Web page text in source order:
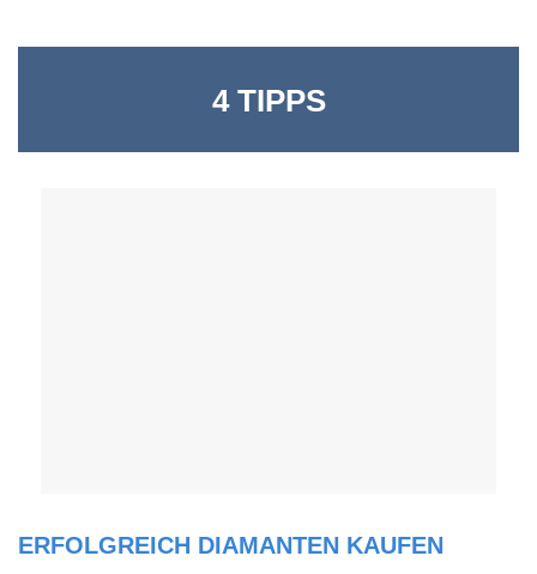
4 TIPPS
ERFOLGREICH DIAMANTEN KAUFEN